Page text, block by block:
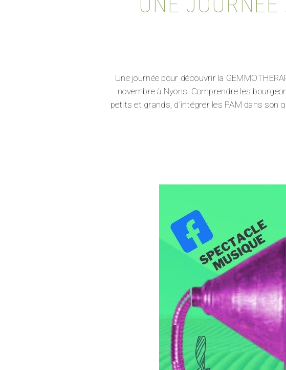
Une journée pour découvrir la
novembre à Nyons :Comprendre les
petits et grands, d'intégrer les PAM dans son